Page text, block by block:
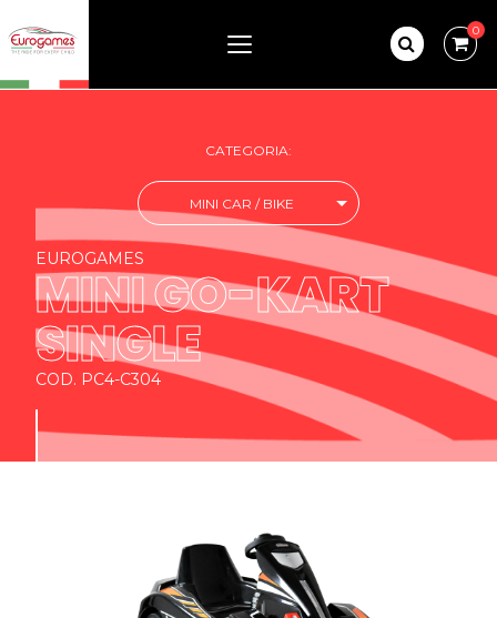
0
CATEGORIA:
MINI CAR / BIKE
EUROGAMES
MINI GO-KART
SINGLE
COD. PC4-C304